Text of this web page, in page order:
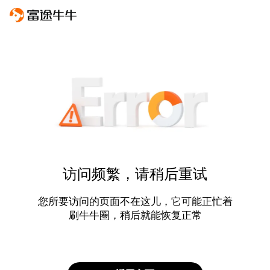
访问频繁，请稍后重试
您所要访问的页面不在这儿，它可能正忙着
刷牛牛圈，稍后就能恢复正常